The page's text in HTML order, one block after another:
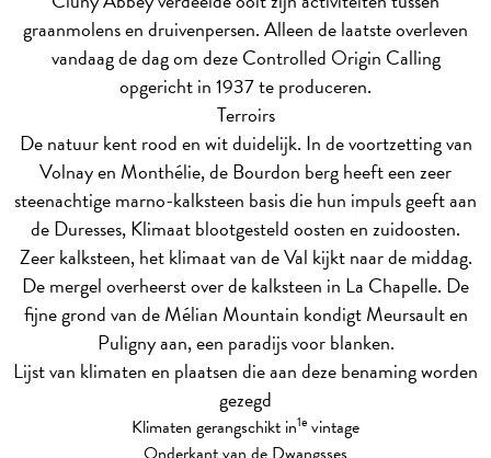
graanmolens en druivenpersen. Alleen de laatste overleven
vandaag de dag om deze Controlled Origin Calling
opgericht in 1937 te produceren.
Terroirs
De natuur kent rood en wit duidelijk. In de voortzetting van
Volnay en Monthélie, de Bourdon berg heeft een zeer
steenachtige marno-kalksteen basis die hun impuls geeft aan
de Duresses, Klimaat blootgesteld oosten en zuidoosten.
Zeer kalksteen, het klimaat van de Val kijkt naar de middag.
De mergel overheerst over de kalksteen in La Chapelle. De
fijne grond van de Mélian Mountain kondigt Meursault en
Puligny aan, een paradijs voor blanken.
Lijst van klimaten en plaatsen die aan deze benaming worden
gezegd
Klimaten gerangschikt in1e vintage